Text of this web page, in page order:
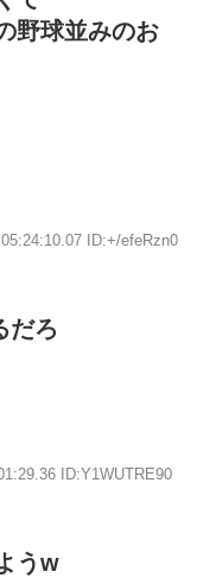
野球並みのお
ID:+/efeRzn0
だろ
ID:Y1WUTRE90
うw